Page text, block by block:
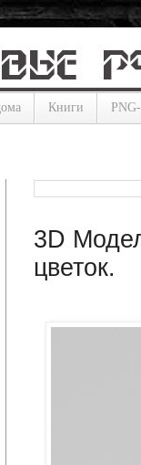
Книги
3D
цветок.